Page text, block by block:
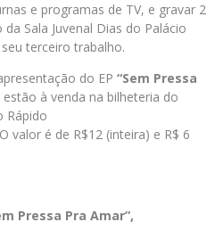
e programas de TV, e gravar 2
Sala Juvenal Dias do Palácio
terceiro trabalho.
do EP “Sem Pressa
à venda na bilheteria do
Rápido
valor é de R$12 (inteira) e R$ 6
Pressa Pra Amar”,